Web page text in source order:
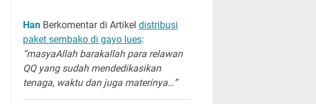
HanBerkomentar di Artikel distribusi
paket sembako di gayo lues:
“masyaAllah barakallah para relawan
QQ yang sudah mendedikasikan
tenaga, waktu dan juga materinya…”